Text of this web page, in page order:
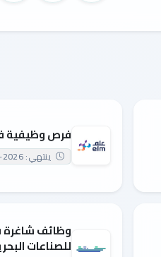
فرص وظيفية
ينتهي: 2026-09-05
وظائف شاغرة
للصناعات